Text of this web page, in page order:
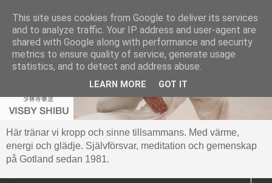
Här tränar vi kropp och sinne tillsammans. Med värme,
energi och glädje. Självförsvar, meditation och gemenskap
på Gotland sedan 1981.
This site uses cookies from Google to deliver its services
and to analyze traffic. Your IP address and user-agent are
shared with Google along with performance and security
metrics to ensure quality of service, generate usage
statistics, and to detect and address abuse.
LEARN MORE GOT IT